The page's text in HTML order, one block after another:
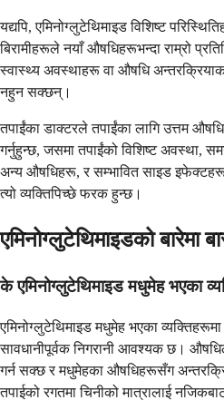
यद्यपि, एमिनोग्लुटेथिमाइड विशिष्ट
बिरामीहरूले नयाँ औषधिहरूभन्दा राम्रो
स्वास्थ्य अवस्थाहरू वा औषधि
नहुन सक्छन्।
तपाईंका डाक्टरले तपाईंका लागि उत्तम
गर्नुहुन्छ, जसमा तपाईंको विशिष्ट अवस्था,
अन्य औषधिहरू, र सम्भावित साइड
त्यो व्यक्तिपिच्छे फरक हुन्छ।
एमिनोग्लुटेथिमाइडको बारेमा
के एमिनोग्लुटेथिमाइड मधुमेह भएका
एमिनोग्लुटेथिमाइड मधुमेह भएका
सावधानीपूर्वक निगरानी आवश्यक छ।
गर्न सक्छ र मधुमेहका औषधिहरूसँग
तपाईको रगतमा चिनीको मात्रालाई